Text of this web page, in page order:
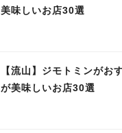
美味しいお店30選
【流山】ジモトミンがお
が美味しいお店30選